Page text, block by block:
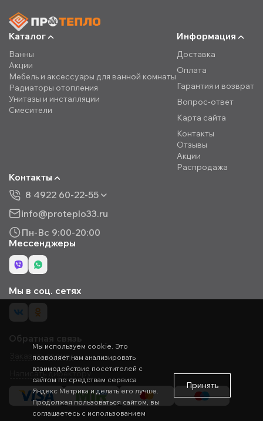
Каталог
Ванны
Акции
Мебель и аксессуары для ванной комнаты
Радиаторы отопления
Унитазы и инсталляции
Смесители
Информация
Доставка
Оплата
Гарантия и возврат
Вопрос-ответ
Карта сайта
Контакты
Отзывы
Акции
Распродажа
Контакты
8 4922 60-22-55
info@proteplo33.ru
Пн-Вс 9:00-20:00
Мессенджеры
Мы в соц. сетях
Обратная связь
Заказать звонок
Написать директору
Мы используем cookie. Это
позволяет нам анализировать
взаимодействие посетителей с
сайтом по средствам сервиса
Яндекс Метрика и делать его лучше.
Продолжая пользоваться сайтом, вы
соглашаетесь с использованием
Принять